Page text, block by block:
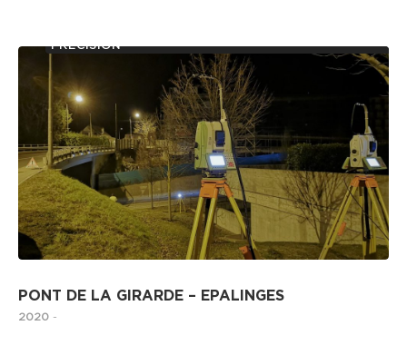
PRÉCISION
PONT DE LA GIRARDE – EPALINGES
2020 -